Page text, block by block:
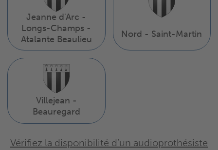
Jeanne d'Arc -
Longs-Champs -
Atalante Beaulieu
Nord - Saint-Martin
Villejean -
Beauregard
Vérifiez la disponibilité d’un audioprothésiste